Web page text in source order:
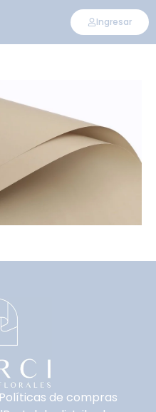
Ingresar
Políticas de compras